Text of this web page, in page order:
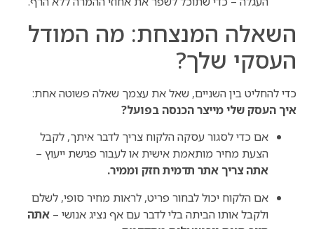
השאלה המנצחת: מה המודל
העסקי שלך?
כדי להחליט בין השניים, שאל את עצמך שאלה פשוטה אחת:
איך העסק שלי מייצר הכנסה בפועל?
אם כדי לסגור עסקה הלקוח צריך לדבר איתך, לקבל
הצעת מחיר מותאמת אישית או לעבור פגישת ייעוץ –
אתה צריך אתר תדמית חזק וממיר.
אם הלקוח יכול לבחור פריט, לראות מחיר סופי, לשלם
ולקבל אותו הביתה בלי לדבר עם אף נציג אנושי – אתה